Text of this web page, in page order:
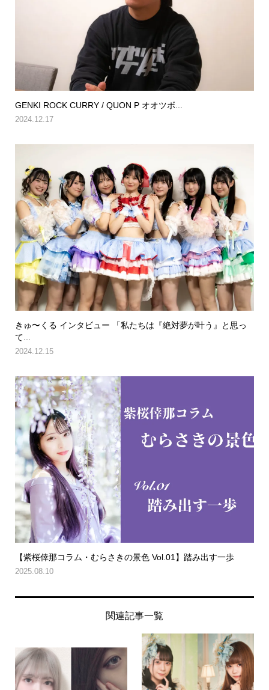
GENKI ROCK CURRY / QUON P オオツボ...
2024.12.17
きゅ〜くる インタビュー 「私たちは『絶対夢が叶う』と思っ
て...
2024.12.15
【紫桜倖那コラム・むらさきの景色 Vol.01】踏み出す一歩
2025.08.10
関連記事一覧